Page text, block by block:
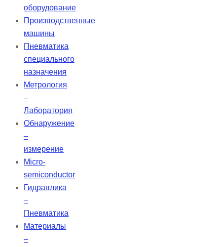
оборудование
Производственные
машины
Пневматика
специального
назначения
Метрология
–
Лаборатория
Обнаружение
–
измерение
Micro-
semiconductor
Гидравлика
–
Пневматика
Материалы
–